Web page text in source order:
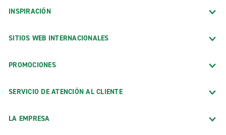
INSPIRACIÓN
SITIOS WEB INTERNACIONALES
PROMOCIONES
SERVICIO DE ATENCIÓN AL CLIENTE
LA EMPRESA